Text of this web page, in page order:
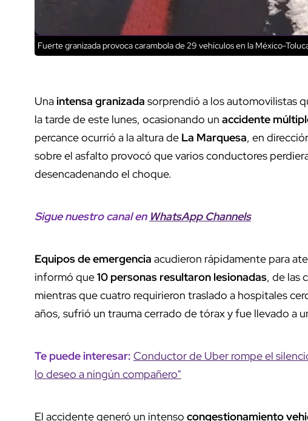
Fuerte granizada provoca carambola de 29 vehículos en la México-
Unaintensa granizada sorprendió a los automovilistas
la tarde de este lunes, ocasionando un accidente
percance ocurrió a la altura de La Marquesa, en
sobre el asfalto provocó que varios conductores
desencadenando el choque.
Sigue nuestro canal en WhatsApp Channels
Equipos de emergencia acudieron rápidamente para
informó que10 personas resultaron lesionadas, de las
mientras que cuatro requirieron traslado a hospitales
años, sufrió un trauma cerrado de tórax y fue llevado a
Te puede interesar: Conductor de Uber rompe el
lo deseo a ningún compañero"
El accidente generó un intenso congestionamiento